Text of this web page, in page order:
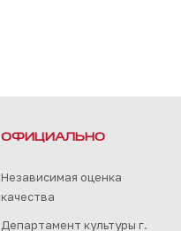
ОФИЦИАЛЬНО
Независимая оценка
качества
Департамент культуры г.